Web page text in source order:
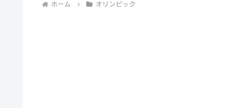
ホーム オリンピック